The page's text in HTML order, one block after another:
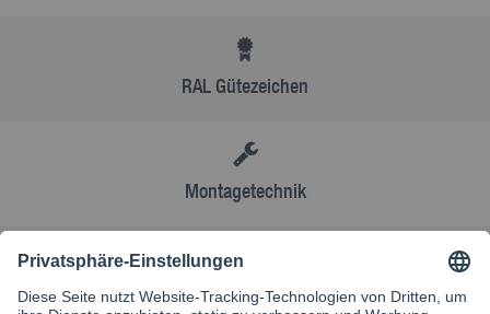
RAL Gütezeichen
Montagetechnik
AGB